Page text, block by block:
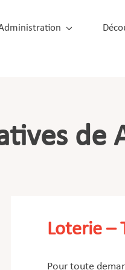
de
Loterie –
Pour toute